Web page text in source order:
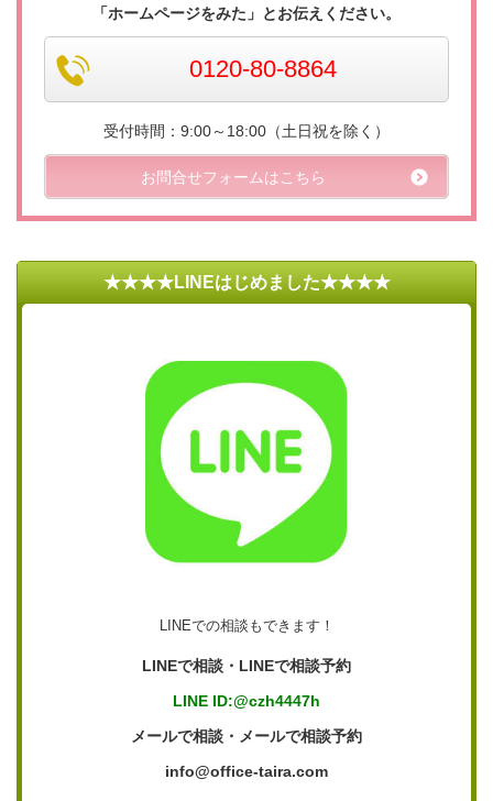
「ホームページをみた」とお伝えください。
0120-80-8864
受付時間：9:00～18:00（土日祝を除く）
お問合せフォームはこちら
★★★★LINEはじめました★★★★
LINEでの相談もできます！
LINEで相談・LINEで相談予約
LINE ID:@czh4447h
メールで相談・メールで相談予約
info@office-taira.com